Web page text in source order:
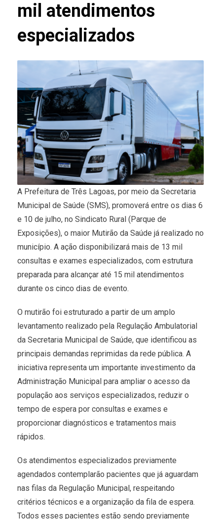
mil atendimentos
especializados
A Prefeitura de Três Lagoas, por meio da Secretaria
Municipal de Saúde (SMS), promoverá entre os dias 6
e 10 de julho, no Sindicato Rural (Parque de
Exposições), o maior Mutirão da Saúde já realizado no
município. A ação disponibilizará mais de 13 mil
consultas e exames especializados, com estrutura
preparada para alcançar até 15 mil atendimentos
durante os cinco dias de evento.
O mutirão foi estruturado a partir de um amplo
levantamento realizado pela Regulação Ambulatorial
da Secretaria Municipal de Saúde, que identificou as
principais demandas reprimidas da rede pública. A
iniciativa representa um importante investimento da
Administração Municipal para ampliar o acesso da
população aos serviços especializados, reduzir o
tempo de espera por consultas e exames e
proporcionar diagnósticos e tratamentos mais
rápidos.
Os atendimentos especializados previamente
agendados contemplarão pacientes que já aguardam
nas filas da Regulação Municipal, respeitando
critérios técnicos e a organização da fila de espera.
Todos esses pacientes estão sendo previamente